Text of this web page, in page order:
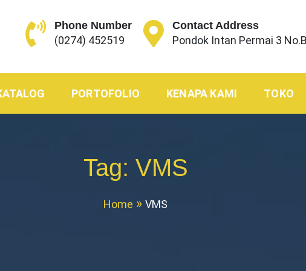
Phone Number
(0274) 452519
Contact Address
Pondok Intan Permai 3
PORTOFOLIO KENAPA KAMI TOKO
Tag: VMS
Home VMS